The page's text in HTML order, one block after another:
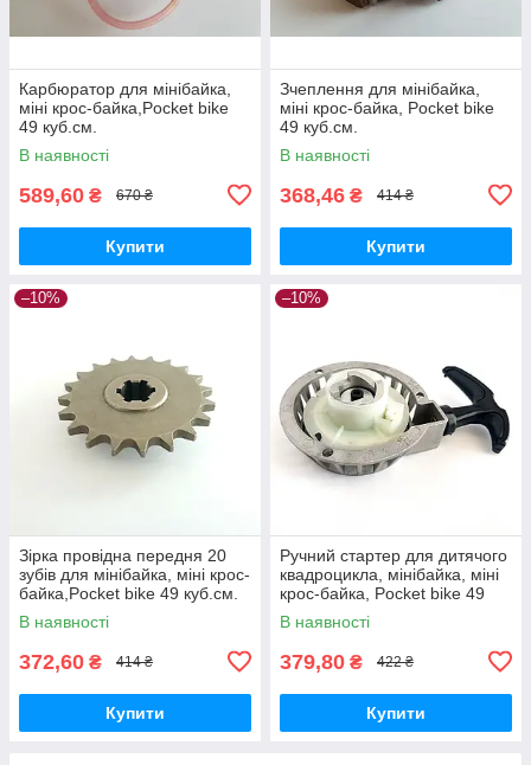
Карбюратор для мінібайка,
міні крос-байка,Pocket bike
49 куб.см.
В наявності
589,60 ₴ 670 ₴
Купити
Зчеплення для мінібайка,
міні крос-байка, Pocket bike
49 куб.см.
В наявності
368,46 ₴ 414 ₴
Купити
–10%
Зірка провідна передня 20
зубів для мінібайка, міні крос-
байка,Pocket bike 49 куб.см.
В наявності
372,60 ₴ 414 ₴
Купити
–10%
Ручний стартер для дитячого
квадроцикла, мінібайка, міні
крос-байка, Pocket bike 49
куб.см. алюміній
В наявності
379,80 ₴ 422 ₴
Купити